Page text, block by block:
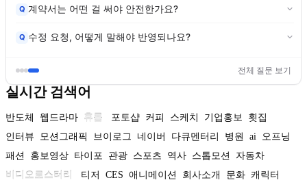
Q 계약서는 어떤 걸 써야 안전한가요?
Q 수정 요청, 어떻게 말해야 반영되나요?
전체 질문 보기
실시간 검색어
반도체 웹드라마 휴롬 포토샵 커피 스케치 기업홍보
횟집
인터뷰
모션그래픽 브이로그 네이버 다큐멘터리 병원 ai
오프닝
패션
홍보영상 타이포 관광 스포츠 역사 스톱모션
자동차
비디오로스터리
티저 CES 애니메이션 회사소개 문화 캐릭터